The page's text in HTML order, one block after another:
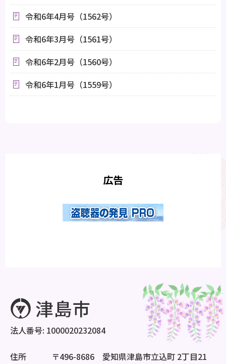
令和6年4月号（1562号）
令和6年3月号（1561号）
令和6年2月号（1560号）
令和6年1月号（1559号）
広告
法人番号: 1000020232084
住所 〒496-8686 愛知県津島市立込町 2丁目21